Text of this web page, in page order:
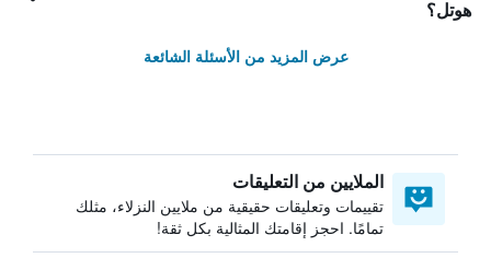
هوتل؟
عرض المزيد من الأسئلة الشائعة
الملايين من التعليقات
تقييمات وتعليقات حقيقية من ملايين النزلاء، مثلك
تمامًا. احجز إقامتك المثالية بكل ثقة!